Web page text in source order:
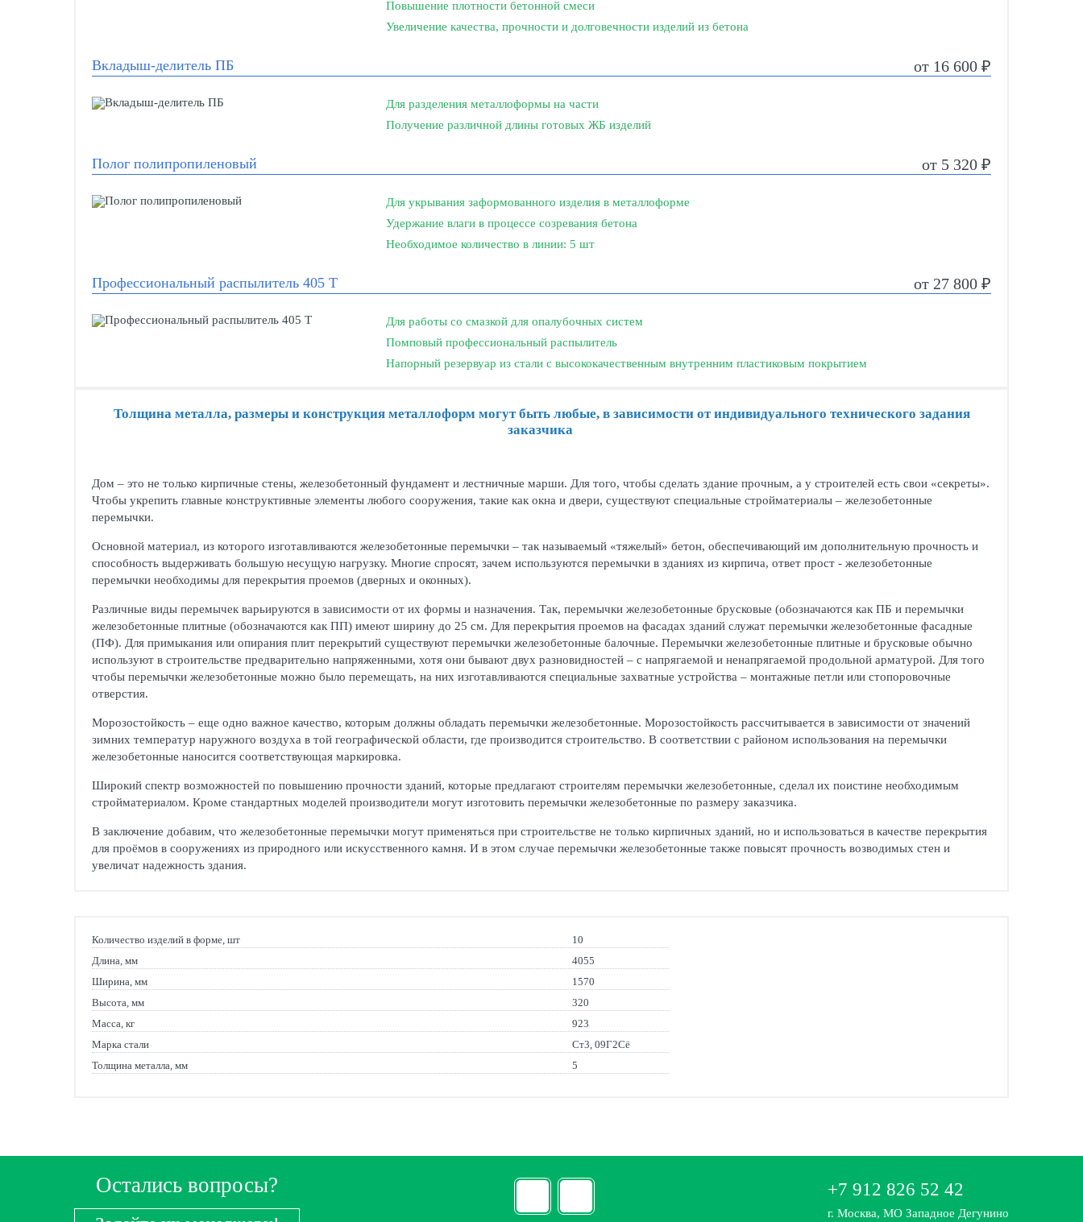
Повышение плотности бетонной смеси
Увеличение качества, прочности и долговечности изделий из бетона
Вкладыш-делитель ПБ от 16 600 ₽
Для разделения металлоформы на части
Получение различной длины готовых ЖБ изделий
Полог полипропиленовый от 5 320 ₽
Для укрывания заформованного изделия в металлоформе
Удержание влаги в процессе созревания бетона
Необходимое количество в линии: 5 шт
Профессиональный распылитель 405 Т от 27 800 ₽
Для работы со смазкой для опалубочных систем
Помповый профессиональный распылитель
Напорный резервуар из стали с высококачественным внутренним пластиковым покрытием
Толщина металла, размеры и конструкция металлоформ могут быть любые, в зависимости от индивидуального технического задания
заказчика
Дом – это не только кирпичные стены, железобетонный фундамент и лестничные марши. Для того, чтобы сделать здание прочным, а у строителей есть свои «секреты».
Чтобы укрепить главные конструктивные элементы любого сооружения, такие как окна и двери, существуют специальные стройматериалы – железобетонные
перемычки.
Основной материал, из которого изготавливаются железобетонные перемычки – так называемый «тяжелый» бетон, обеспечивающий им дополнительную прочность и
способность выдерживать большую несущую нагрузку. Многие спросят, зачем используются перемычки в зданиях из кирпича, ответ прост - железобетонные
перемычки необходимы для перекрытия проемов (дверных и оконных).
Различные виды перемычек варьируются в зависимости от их формы и назначения. Так, перемычки железобетонные брусковые (обозначаются как ПБ и перемычки
железобетонные плитные (обозначаются как ПП) имеют ширину до 25 см. Для перекрытия проемов на фасадах зданий служат перемычки железобетонные фасадные
(ПФ). Для примыкания или опирания плит перекрытий существуют перемычки железобетонные балочные. Перемычки железобетонные плитные и брусковые обычно
используют в строительстве предварительно напряженными, хотя они бывают двух разновидностей – с напрягаемой и ненапрягаемой продольной арматурой. Для того
чтобы перемычки железобетонные можно было перемещать, на них изготавливаются специальные захватные устройства – монтажные петли или стопоровочные
отверстия.
Морозостойкость – еще одно важное качество, которым должны обладать перемычки железобетонные. Морозостойкость рассчитывается в зависимости от значений
зимних температур наружного воздуха в той географической области, где производится строительство. В соответствии с районом использования на перемычки
железобетонные наносится соответствующая маркировка.
Широкий спектр возможностей по повышению прочности зданий, которые предлагают строителям перемычки железобетонные, сделал их поистине необходимым
стройматериалом. Кроме стандартных моделей производители могут изготовить перемычки железобетонные по размеру заказчика.
В заключение добавим, что железобетонные перемычки могут применяться при строительстве не только кирпичных зданий, но и использоваться в качестве перекрытия
для проёмов в сооружениях из природного или искусственного камня. И в этом случае перемычки железобетонные также повысят прочность возводимых стен и
увеличат надежность здания.
Количество изделий в форме, шт
10
Длина, мм
4055
Ширина, мм
1570
Высота, мм
320
Масса, кг
923
Марка стали
Ст3, 09Г2Сё
Толщина металла, мм
5
Остались вопросы? +7 912 826 52 42
г. Москва, МО Западное Дегунино